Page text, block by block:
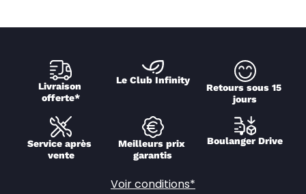
Livraison
offerte*
Le Club Infinity
Retours sous 15
jours
Service après
vente
Meilleurs prix
garantis
Boulanger Drive
Voir conditions*